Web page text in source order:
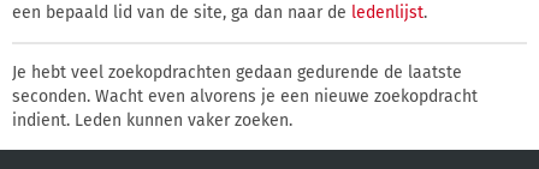
een bepaald lid van de site, ga dan naar de ledenlijst.
Je hebt veel zoekopdrachten gedaan gedurende de laatste
seconden. Wacht even alvorens je een nieuwe zoekopdracht
indient. Leden kunnen vaker zoeken.